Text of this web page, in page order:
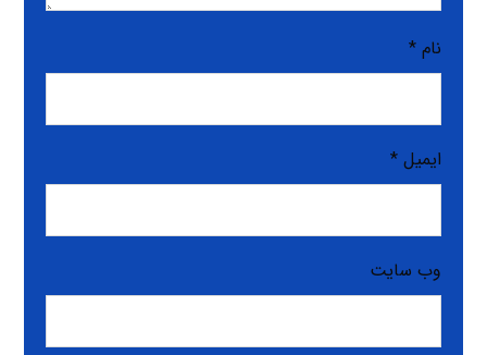
نام*
ایمیل*
وب‌ سایت